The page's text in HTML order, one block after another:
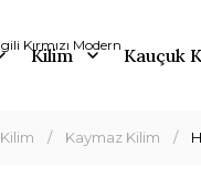
Kilim Kauçuk
Kilim Kaymaz Kilim